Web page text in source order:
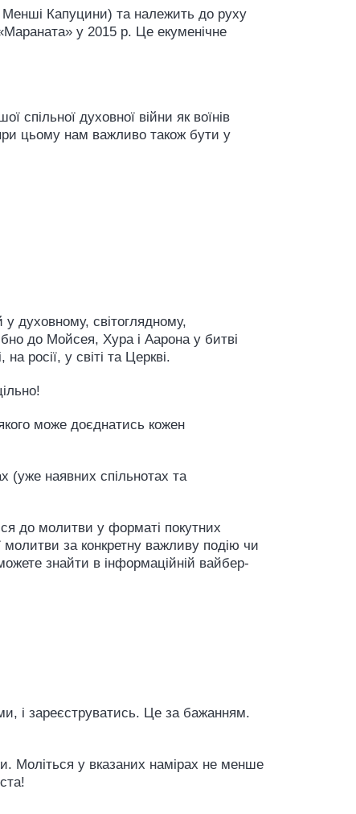
Менші Капуцини) та належить до руху
у 2015 р. Це екуменічне
спільної духовної війни як воїнів
цьому нам важливо також бути у
духовному, світоглядному,
до Мойсея, Хура і Аарона у битві
росії, у світі та Церкві.
може доєднатись кожен
(уже наявних спільнотах та
до молитви у форматі покутних
за конкретну важливу подію чи
знайти в інформаційній вайбер-
і зареєструватись. Це за бажанням.
Моліться у вказаних намірах не менше